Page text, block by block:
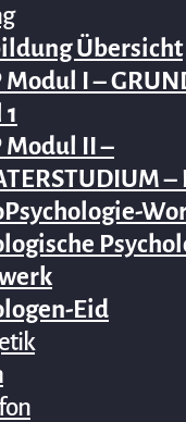
Übersicht
Modul I –
Modul II –
–
Eid